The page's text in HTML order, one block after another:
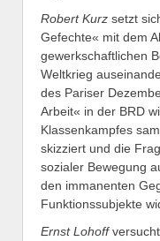
Robert Kurz setzt
Gefechte« mit dem
gewerkschaftlichen
Weltkrieg
des Pariser
Arbeit« in der BRD
Klassenkampfes
skizziert und die
sozialer Bewegung
den immanenten
Funktionssubjekte
Ernst Lohoff